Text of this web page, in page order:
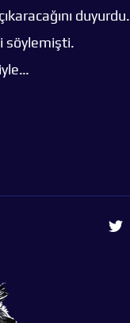
duyurdu.
söylemişti.